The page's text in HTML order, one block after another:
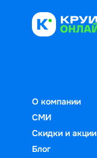
О компании
СМИ
Скидки и акции
Блог